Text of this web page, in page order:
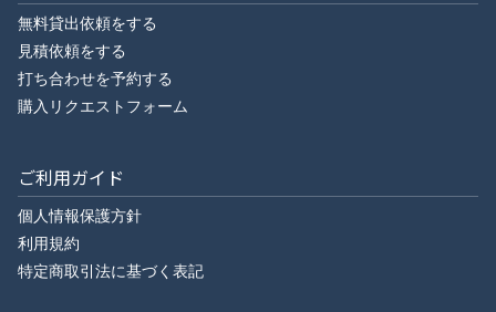
無料貸出依頼をする
見積依頼をする
打ち合わせを予約する
購入リクエストフォーム
ご利用ガイド
個人情報保護方針
利用規約
特定商取引法に基づく表記